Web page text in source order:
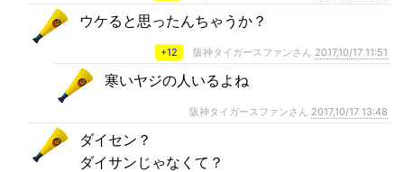
ウケると思ったんちゃうか？
+12 阪神タイガースファンさん 2017,10/17 11:51
寒いヤジの人いるよね
阪神タイガースファンさん 2017,10/17 13:48
ダイセン？
ダイサンじゃなくて？